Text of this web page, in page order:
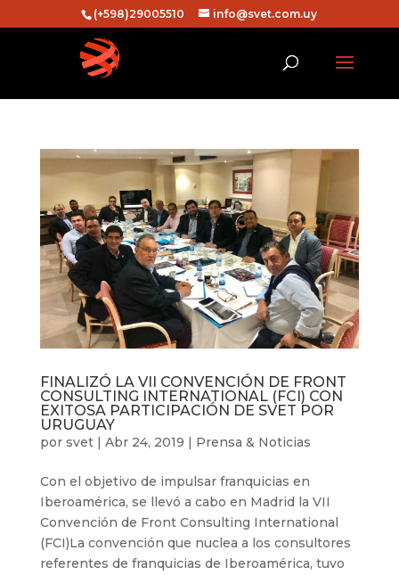
(+598)29005510 info@svet.com.uy
FINALIZÓ LA VII CONVENCIÓN DE FRONT
CONSULTING INTERNATIONAL (FCI) CON
EXITOSA PARTICIPACIÓN DE SVET POR
URUGUAY
por svet| Abr 24, 2019 | Prensa & Noticias
Con el objetivo de impulsar franquicias en
Iberoamérica, se llevó a cabo en Madrid la VII
Convención de Front Consulting International
(FCI)La convención que nuclea a los consultores
referentes de franquicias de Iberoamérica, tuvo